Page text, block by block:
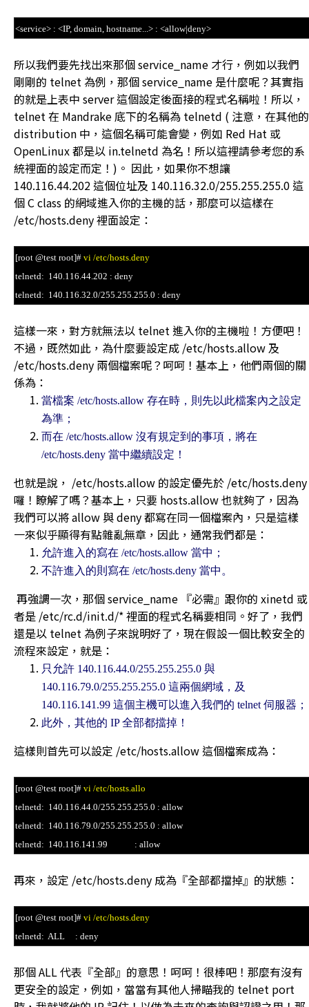
<service> : <IP, domain, hostname...> : <allow|deny>
所以我們要先找出來那個 service_name 才行，例如以我們
剛剛的 telnet 為例，那個 service_name 是什麼呢？其實指
的就是上表中 server 這個設定後面接的程式名稱啦！所以，
telnet 在 Mandrake 底下的名稱為 telnetd ( 注意，在其他的
distribution 中，這個名稱可能會變，例如 Red Hat 或
OpenLinux 都是以 in.telnetd 為名！所以這裡請參考您的系
統裡面的設定而定！)。 因此，如果你不想讓
140.116.44.202 這個位址及 140.116.32.0/255.255.255.0 這
個 C class 的網域進入你的主機的話，那麼可以這樣在
/etc/hosts.deny 裡面設定：
[root @test root]# vi /etc/hosts.deny
telnetd: 140.116.44.202 : deny
telnetd: 140.116.32.0/255.255.255.0 : deny
這樣一來，對方就無法以 telnet 進入你的主機啦！方便吧！
不過，既然如此，為什麼要設定成 /etc/hosts.allow 及
/etc/hosts.deny 兩個檔案呢？呵呵！基本上，他們兩個的關
係為：
當檔案 /etc/hosts.allow 存在時，則先以此檔案內之設定
為準；
而在 /etc/hosts.allow 沒有規定到的事項，將在
/etc/hosts.deny 當中繼續設定！
也就是說， /etc/hosts.allow 的設定優先於 /etc/hosts.deny
囉！瞭解了嗎？基本上，只要 hosts.allow 也就夠了，因為
我們可以將 allow 與 deny 都寫在同一個檔案內，只是這樣
一來似乎顯得有點雜亂無章，因此，通常我們都是：
允許進入的寫在 /etc/hosts.allow 當中；
不許進入的則寫在 /etc/hosts.deny 當中。
再強調一次，那個 service_name 『必需』跟你的 xinetd 或
者是 /etc/rc.d/init.d/* 裡面的程式名稱要相同。好了，我們
還是以 telnet 為例子來說明好了，現在假設一個比較安全的
流程來設定，就是：
只允許 140.116.44.0/255.255.255.0 與
140.116.79.0/255.255.255.0 這兩個網域，及
140.116.141.99 這個主機可以進入我們的 telnet 伺服器；
此外，其他的 IP 全部都擋掉！
這樣則首先可以設定 /etc/hosts.allow 這個檔案成為：
[root @test root]# vi /etc/hosts.allo
telnetd: 140.116.44.0/255.255.255.0 : allow
telnetd: 140.116.79.0/255.255.255.0 : allow
telnetd: 140.116.141.99 : allow
再來，設定 /etc/hosts.deny 成為『全部都擋掉』的狀態：
[root @test root]# vi /etc/hosts.deny
telnetd: ALL : deny
那個 ALL 代表『全部』的意思！呵呵！很棒吧！那麼有沒有
更安全的設定，例如，當當有其他人掃瞄我的 telnet port